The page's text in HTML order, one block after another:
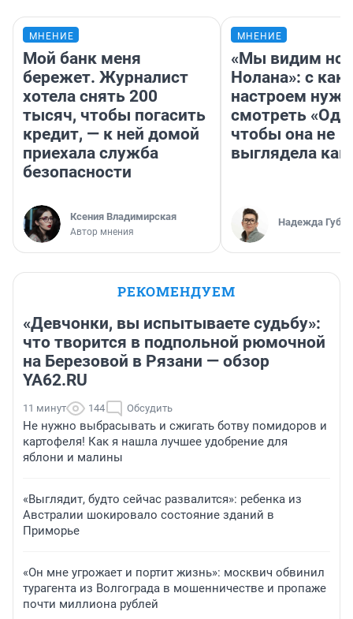
МНЕНИЕ
Мой банк меня
бережет. Журналист
хотела снять 200
тысяч, чтобы погасить
кредит, — к ней домой
приехала служба
безопасности
Ксения Владимирская
Автор мнения
МНЕНИЕ
«Мы видим
Нолана»: с
настроем
смотреть
чтобы она не
выглядела как
Надежда
РЕКОМЕНДУЕМ
«Девчонки, вы испытываете судьбу»:
что творится в подпольной рюмочной
на Березовой в Рязани — обзор
YA62.RU
11 минут 144 Обсудить
Не нужно выбрасывать и сжигать ботву помидоров и
картофеля! Как я нашла лучшее удобрение для
яблони и малины
«Выглядит, будто сейчас развалится»: ребенка из
Австралии шокировало состояние зданий в
Приморье
«Он мне угрожает и портит жизнь»: москвич обвинил
турагента из Волгограда в мошенничестве и пропаже
почти миллиона рублей